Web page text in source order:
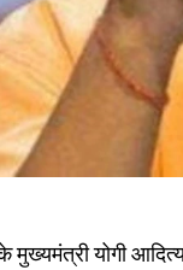
मुख्यमंत्री योगी